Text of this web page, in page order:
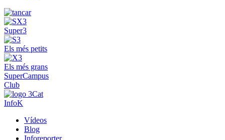
Super3
Els més petits
Els més grans
SuperCampus
Club
InfoK
Vídeos
Blog
Inforeporter